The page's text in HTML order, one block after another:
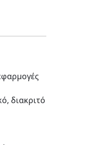
διακριτό